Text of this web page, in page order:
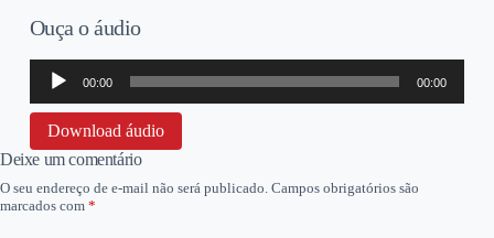
Ouça o áudio
Tocador
áudio
00:00 00:00
Download áudio
Deixe um comentário
O seu endereço de e-mail não será publicado. Campos obrigatórios são
marcados com *